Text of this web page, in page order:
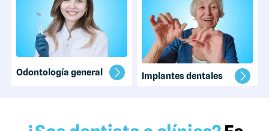
Odontología general Implantes dentales